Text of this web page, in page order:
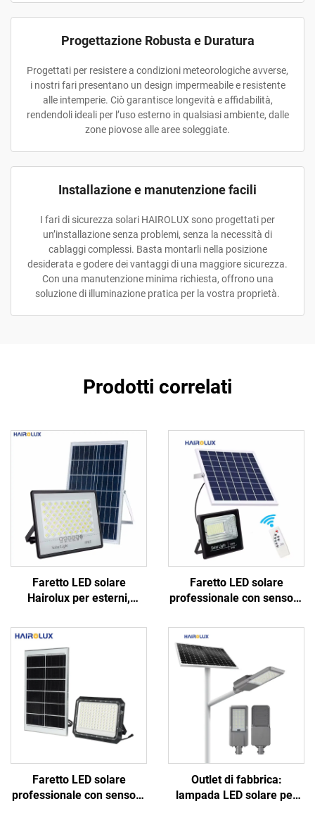
Progettazione Robusta e Duratura
Progettati per resistere a condizioni meteorologiche avverse,
i nostri fari presentano un design impermeabile e resistente
alle intemperie. Ciò garantisce longevità e affidabilità,
rendendoli ideali per l’uso esterno in qualsiasi ambiente, dalle
zone piovose alle aree soleggiate.
Installazione e manutenzione facili
I fari di sicurezza solari HAIROLUX sono progettati per
un’installazione senza problemi, senza la necessità di
cablaggi complessi. Basta montarli nella posizione
desiderata e godere dei vantaggi di una maggiore sicurezza.
Con una manutenzione minima richiesta, offrono una
soluzione di illuminazione pratica per la vostra proprietà.
Prodotti correlati
Faretto LED solare
Hairolux per esterni,
disponibile in potenze da
100 W, 200 W, 300 W, 400
W e 500 W, con
telecomando
Faretto LED solare
professionale con sensore
telecomando e pannello
solare a ricarica rapida
Faretto LED solare
professionale con sensore
Outlet di fabbrica:
lampada LED solare per